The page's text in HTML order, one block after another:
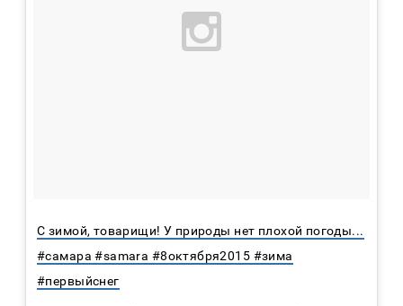
С зимой, товарищи! У природы нет плохой погоды...
#самара #samara #8октября2015 #зима
#первыйснег